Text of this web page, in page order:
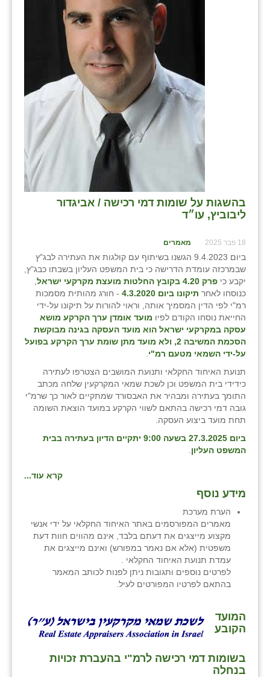
בהשגות על שומות דמי רכישה / אביגדור
ליבוביץ, עו״ד
18 פבר 2025 מאמרים
ביום 9.4.2023 הגשנו בשיתוף עם קולגות את העתירה לבג"ץ
שבמרכזה עומדת הדרישה כי בית המשפט העליון בשבתו כבג"ץ,
יקבע כי פרק 4.20 בקובץ החלטות מועצת מקרקעי ישראל
כנוסחו לאחר תיקונו ביום 4.3.2020
- חורג מהותית מסמכות
רמ"י לפי הדין המסמיך אותה, וראוי להורות על תיקונו על-ידי
החייאת נוסחו הקודם לפיו מועד אומדן ערך הקרקע מושא
עסקה במקרקעי ישראל הוא מועד העסקה בגינה מבוקשת
הסכמת המשיבה 2, ולא מועד מתן שומת ערך הקרקע בפועל
על-ידי השמאי מטעם רמ"י
תנועת האיחוד החקלאי ותנועת המושבים הצטרפו לעתירה
כידידי בית המשפט וכן לשכת שמאי המקרקעין שלחה מכתב
התומך בעתירה ומבהיר את האבסורד שמתקיים לאור כך שרמ"י
גובה דמי רכישה בהתאם לשווי הקרקע במועד הוצאת השומה
תחת מועד ביצוע העסקה.
ביום 27.3.2025 בשעה 9:00 יתקיים הדיון בעתירה בבית
המשפט העליון
קרא עוד...
מידע נוסף
הערת מערכת
מאמרים המפורסמים באתר האיחוד החקלאי על ידי אנשי
מקצוע מייצגים את דעתם בלבד, אינם מהווים חוות דעת
משפטית (אלא אם נאמר במפורש) ואינם מייצגים את
עמדת תנועת האיחוד החקלאי .
לפרטים נוספים ותגובות ניתן לפנות לכותב המאמר
בהתאם לפרטיו המפורטים לעיל.
המועד
הקובע
בשומות דמי רכישה לרמ"י בהעברת זכויות
בנחלה
גנות
דקל
זוהר
הדר עם
חבצלת השרון
חמרה
חרב לאת
יבול (מורג)
יקנעם
כליל
כפר אביב
כפר ביאליק
כפר הרי״ף
כפר מישר
כפר מרדכי
כפר שמריהו